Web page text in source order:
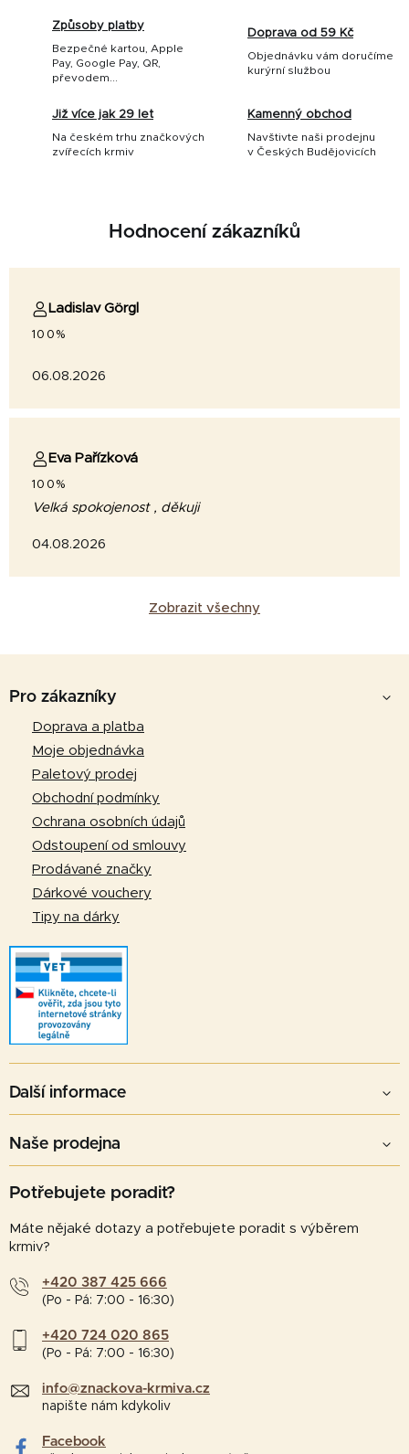
Způsoby platby
Bezpečné kartou, Apple
Pay, Google Pay, QR,
převodem...
Doprava od 59 Kč
Objednávku vám doručíme
kurýrní službou
Již více jak 29 let
Na českém trhu značkových
zvířecích krmiv
Kamenný obchod
Navštivte naši prodejnu
v Českých Budějovicích
Hodnocení zákazníků
Ladislav Görgl
100%
06.08.2026
Eva Pařízková
100%
Velká spokojenost , děkuji
04.08.2026
Zobrazit všechny
Pro zákazníky
Doprava a platba
Moje objednávka
Paletový prodej
Obchodní podmínky
Ochrana osobních údajů
Odstoupení od smlouvy
Prodávané značky
Dárkové vouchery
Tipy na dárky
Další informace
Naše prodejna
Potřebujete poradit?
Máte nějaké dotazy a potřebujete poradit s výběrem
krmiv?
+420 387 425 666
(Po - Pá: 7:00 - 16:30)
+420 724 020 865
(Po - Pá: 7:00 - 16:30)
info@znackova-krmiva.cz
napište nám kdykoliv
Facebook